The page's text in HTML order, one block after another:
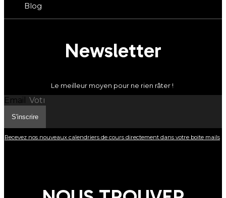
Blog
Newsletter
Le meilleur moyen pour ne rien râter !
Email
S'inscrire
Recevez nos nouveaux calendriers de cours directement dans votre boite mails